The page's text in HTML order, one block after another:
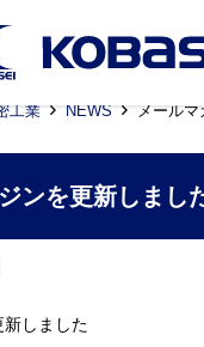
メ
工業 NEWS メールマ
ンを更新しまし
新しました